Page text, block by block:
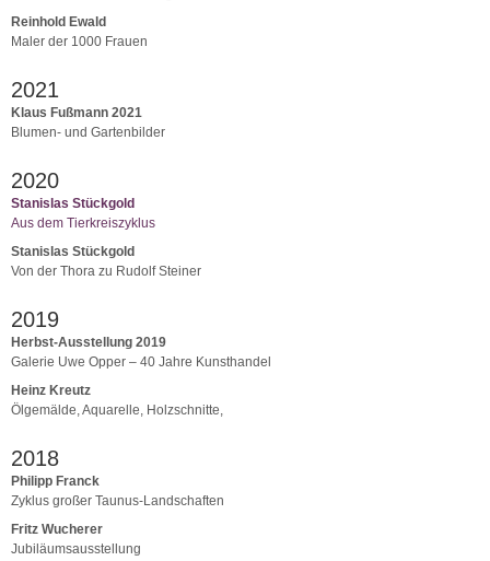
Reinhold Ewald
Maler der 1000 Frauen
2021
Klaus Fußmann 2021
Blumen- und Gartenbilder
2020
Stanislas Stückgold
Aus dem Tierkreiszyklus
Stanislas Stückgold
Von der Thora zu Rudolf Steiner
2019
Herbst-Ausstellung 2019
Galerie Uwe Opper – 40 Jahre Kunsthandel
Heinz Kreutz
Ölgemälde, Aquarelle, Holzschnitte,
2018
Philipp Franck
Zyklus großer Taunus-Landschaften
Fritz Wucherer
Jubiläumsausstellung